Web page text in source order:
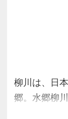
柳川は、日
郷。水郷柳
ンにある宿